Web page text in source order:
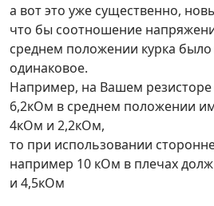
а вот это уже существенно,
что бы соотношение
среднем положении курка
одинаковое.
Например, на Вашем
6,2кОм в среднем положении
4кОм и 2,2кОм,
то при использовании
например 10 кОм в плечах
и 4,5кОм